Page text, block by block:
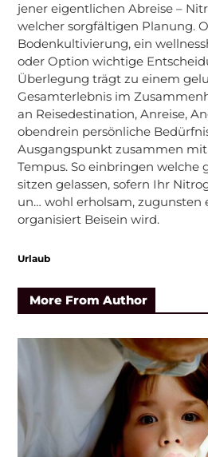
jener eigentlichen Abreise –
welcher sorgfältigen Planung.
Bodenkultivierung, ein
oder Option wichtige
Überlegung trägt zu einem
Gesamterlebnis im
an Reisedestination, Anreise,
obendrein persönliche
Ausgangspunkt zusammen
Tempus. So einbringen welche
sitzen gelassen, sofern Ihr
un… wohl erholsam, zugunsten
organisiert Beisein wird.
Urlaub
More From Author